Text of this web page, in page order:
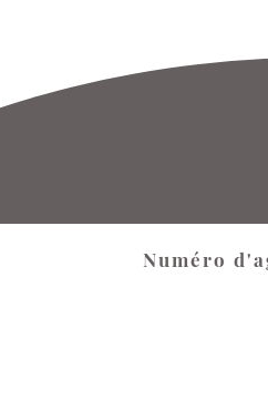
Numéro